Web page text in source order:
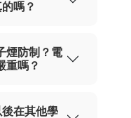
嗎？
煙防制？電
重嗎？
在其他學